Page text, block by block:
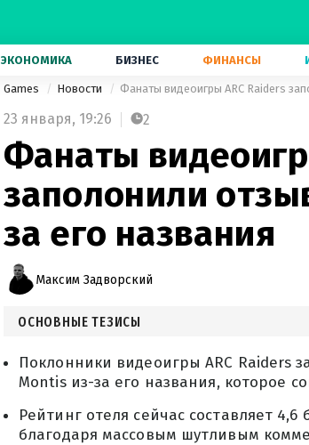
ЭКОНОМИКА БИЗНЕС ФИНАНСЫ
Games Новости Фанаты видеоигры ARC Raiders
23 января, 19:26 2
Фанаты
заполонили
за его названия
Максим Задворский
ОСНОВНЫЕ ТЕЗИСЫ
Поклонники видеоигры ARC Raiders
Montis из-за его названия, которое
Рейтинг отеля сейчас составляет
благодаря массовым шутливым